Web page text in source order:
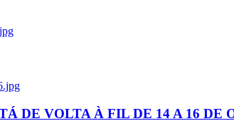
DE VOLTA À FIL DE 14 A 16 DE